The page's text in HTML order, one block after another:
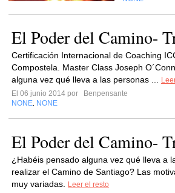
El Poder del Camino-
Certificación Internacional de Coaching
Compostela. Master Class Joseph
alguna vez qué lleva a las personas ...
El 06 junio 2014 por
Benpensante
NONE NONE
El Poder del Camino-
¿Habéis pensado alguna vez qué lleva a
realizar el Camino de Santiago? Las
muy variadas.
Leer el resto